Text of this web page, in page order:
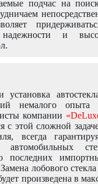
подчас на
и
установка
немалого опыта
компании
с этой сложной
всегда
автомобильных
последних
лобового
произведена в